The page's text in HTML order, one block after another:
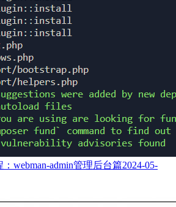
：webman-admin管理后台篇2024-05-